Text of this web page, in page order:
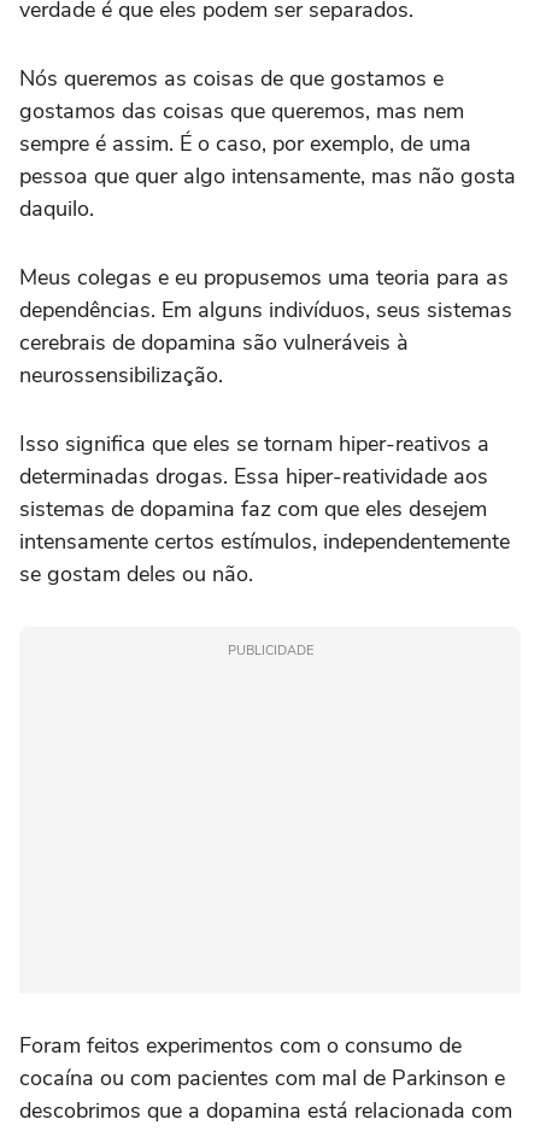
verdade é que eles podem ser separados.
Nós queremos as coisas de que gostamos e
gostamos das coisas que queremos, mas nem
sempre é assim. É o caso, por exemplo, de uma
pessoa que quer algo intensamente, mas não gosta
daquilo.
Meus colegas e eu propusemos uma teoria para as
dependências. Em alguns indivíduos, seus sistemas
cerebrais de dopamina são vulneráveis à
neurossensibilização.
Isso significa que eles se tornam hiper-reativos a
determinadas drogas. Essa hiper-reatividade aos
sistemas de dopamina faz com que eles desejem
intensamente certos estímulos, independentemente
se gostam deles ou não.
PUBLICIDADE
Foram feitos experimentos com o consumo de
cocaína ou com pacientes com mal de Parkinson e
descobrimos que a dopamina está relacionada com